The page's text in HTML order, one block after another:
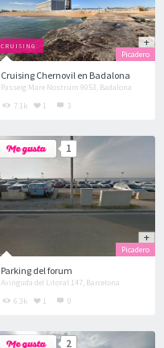
CRUISING
Cruising Chernovil en Badalona
Passeig Mare Nostrum 9053, Badalona
Picadero
7.1k 1 3
1
Parking del forum
Avinguda del Litoral 147, Barcelona
Picadero
6.3k 1 0
2